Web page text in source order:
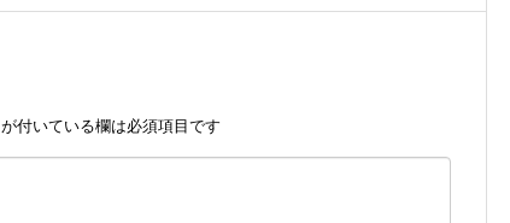
が付いている欄は必須項目です